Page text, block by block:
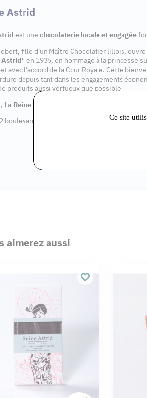
Astrid
est une chocolaterie locale et engagée
fille d'un Maître Chocolatier lillois,
Astrid" en 1935, en hommage à la princesse
avec l'accord de la Cour Royale. Cette
depuis tant dans les engagements
produits aussi vertueux que possible.
La Reine Astrid
boulevard Aristide Briand, 91600 Savigny
aimerez aussi
Ce site